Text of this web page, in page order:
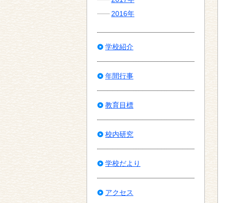
2016年
学校紹介
年間行事
教育目標
校内研究
学校だより
アクセス